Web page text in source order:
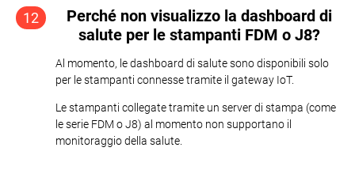
12
Perché non visualizzo la dashboard di
salute per le stampanti FDM o J8?
Al momento, le dashboard di salute sono disponibili solo
per le stampanti connesse tramite il gateway IoT.
Le stampanti collegate tramite un server di stampa (come
le serie FDM o J8) al momento non supportano il
monitoraggio della salute.